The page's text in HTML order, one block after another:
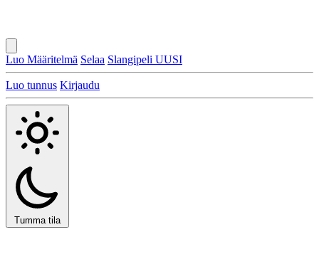
Luo Määritelmä Selaa Slangipeli UUSI
Luo tunnus Kirjaudu
Tumma tila